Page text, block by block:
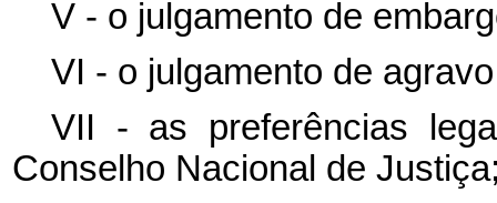
V - o julgamento de
VI - o julgamento de
VII - as preferências
Conselho Nacional de